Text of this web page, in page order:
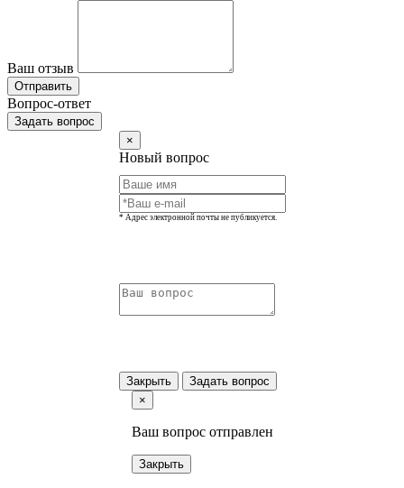
Ваш отзыв
Отправить
Вопрос-ответ
Задать вопрос
×
Новый вопрос
* Адрес электронной почты не публикуется.
Закрыть
Задать вопрос
×
Ваш вопрос отправлен
Закрыть